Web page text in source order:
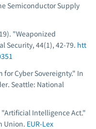
Semiconductor Supply
"Weaponized
Security, 44(1), 42-79. htt
for Cyber Sovereignty." In
. Seattle: National
Intelligence Act."
Union. EUR-Lex